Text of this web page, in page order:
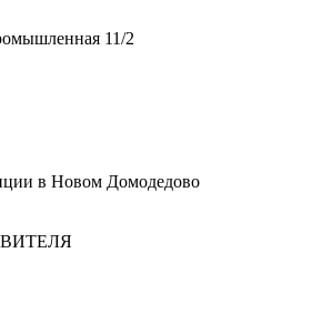
11/2
в Новом Домодедово